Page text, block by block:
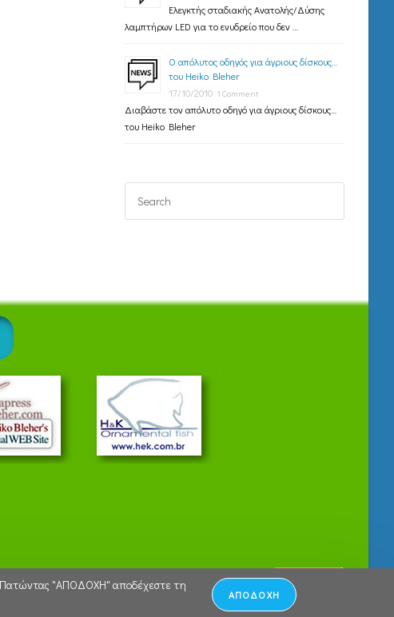
Ελεγκτής σταδιακής Ανατολής/Δύσης
λαμπτήρων LED για το ενυδρείο που δεν …
Ο απόλυτος οδηγός για άγριους δίσκους…
του Heiko Bleher
17/10/2010 1 Comment
Διαβάστε τον απόλυτο οδηγό για άγριους δίσκους…
του Heiko Bleher
Πατώντας "ΑΠΟΔΟΧΗ" αποδέχεστε τη
ΑΠΟΔΟΧΗ